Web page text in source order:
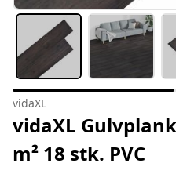
vidaXL
vidaXL
m² 18 stk. PVC